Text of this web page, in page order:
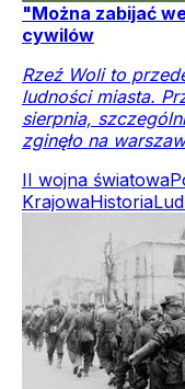
"Można zabijać
cywilów
Rzeź Woli to
ludności miasta.
sierpnia,
zginęło na
II wojna światowa
KrajowaHistoria